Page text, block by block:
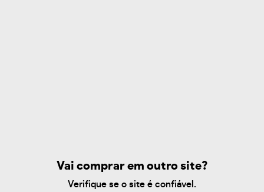
Vai comprar em outro site?
Verifique se o site é confiável.